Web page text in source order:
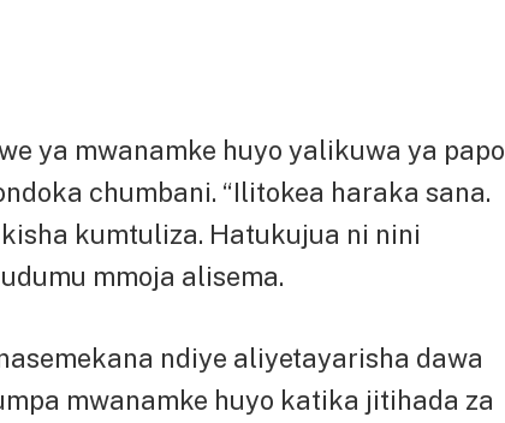
ya mwanamke huyo yalikuwa ya papo
chumbani. “Ilitokea haraka sana.
kumtuliza. Hatukujua ni nini
mmoja alisema.
ndiye aliyetayarisha dawa
mwanamke huyo katika jitihada za